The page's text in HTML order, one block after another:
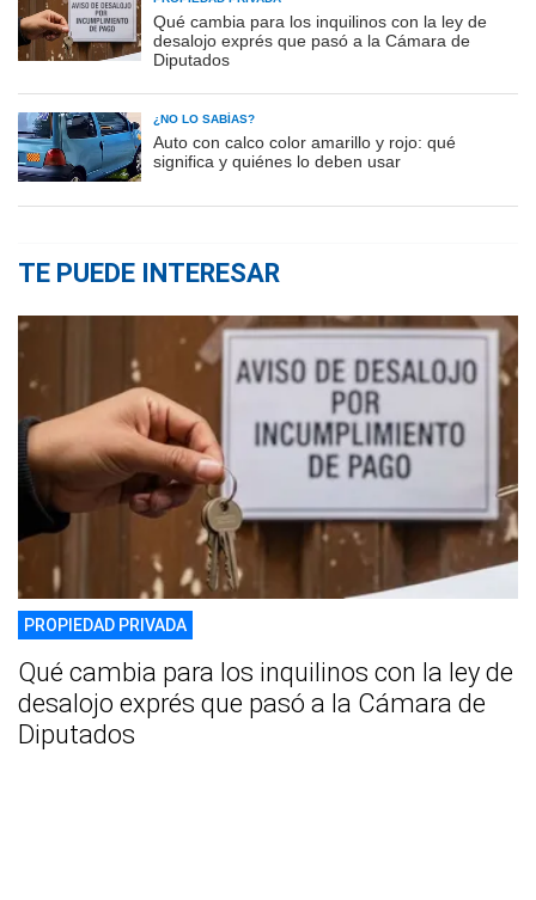
Qué cambia para los inquilinos con la ley de
desalojo exprés que pasó a la Cámara de
Diputados
¿NO LO SABÍAS?
Auto con calco color amarillo y rojo: qué
significa y quiénes lo deben usar
TE PUEDE INTERESAR
PROPIEDAD PRIVADA
Qué cambia para los inquilinos con la ley de
desalojo exprés que pasó a la Cámara de
Diputados